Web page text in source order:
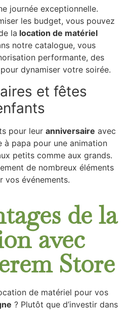
journée exceptionnelle.
les budget, vous pouvez
la location de matériel
notre catalogue, vous
performante, des
dynamiser votre soirée.
et fêtes
pour leur anniversaire avec
à papa pour une animation
petits comme aux grands.
de nombreux éléments
vos événements.
de la
avec
Store
de matériel pour vos
? Plutôt que d’investir dans